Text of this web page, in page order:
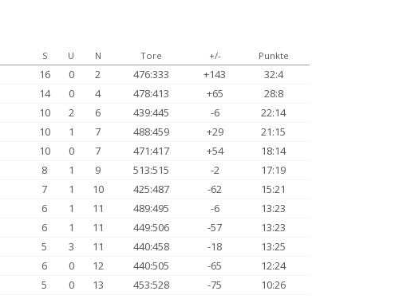
S U N Tore +/- Punkte
16 0 2 476:333 +143
32:4
14 0 4 478:413 +65
28:8
10 2 6 439:445 -6
22:14
10 1 7 488:459 +29
21:15
10 0 7 471:417 +54
18:14
8 1 9 513:515 -2
17:19
7 1 10 425:487 -62
15:21
6 1 11 489:495 -6
13:23
6 1 11 449:506 -57
13:23
5 3 11 440:458 -18
13:25
6 0 12 440:505 -65
12:24
5 0 13 453:528 -75 10:26